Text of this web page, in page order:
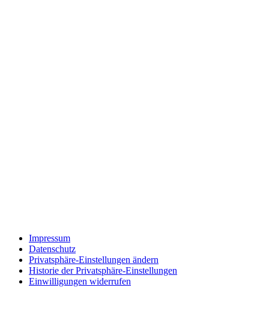
Impressum
Datenschutz
Privatsphäre-Einstellungen ändern
Historie der Privatsphäre-Einstellungen
Einwilligungen widerrufen